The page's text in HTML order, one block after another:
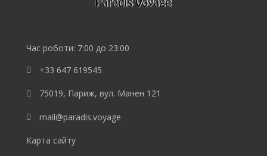
Час роботи: 7:00 до 23:00
+33 647 619545
75019, Париж, вул. Манен 121
mail@paradis.voyage
Карта сайту